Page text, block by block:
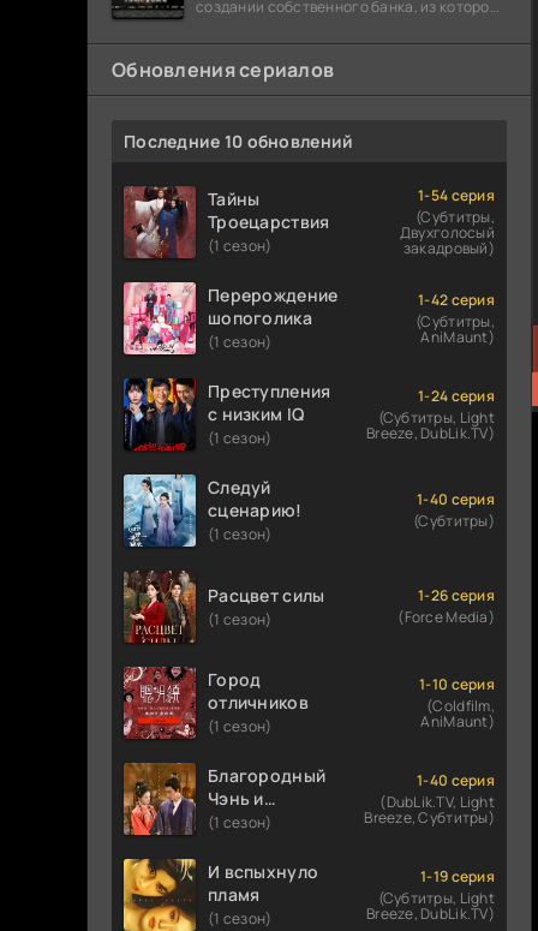
создании собственного банка, из которого
долларов. Однако,
Обновления сериалов
Последние 10 обновлений
Тайны
Троецарствия
(1 сезон)
1-54 серия
(Субтитры,
Двухголосый
закадровый)
Перерождение
шопоголика
(1 сезон)
1-42 серия
(Субтитры,
AniMaunt)
Преступления
с низким IQ
(1 сезон)
1-24 серия
(Субтитры, Light
Breeze, DubLik.TV)
Следуй
сценарию!
(1 сезон)
1-40 серия
(Субтитры)
Расцвет силы
(1 сезон)
1-26 серия
(Force Media)
Город
отличников
(1 сезон)
1-10 серия
(Coldfilm,
AniMaunt)
Благородный
Чэнь и
прекрасная
(1 сезон)
1-40 серия
(DubLik.TV, Light
Breeze, Субтитры)
И вспыхнуло
пламя
(1 сезон)
1-19 серия
(Субтитры, Light
Breeze, DubLik.TV)